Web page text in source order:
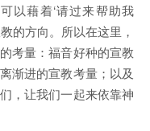
以藉着‘请过来帮助我
的方向。所以在这里，
考量：福音好种的宣教
渐进的宣教考量；以及
，让我们一起来依靠神